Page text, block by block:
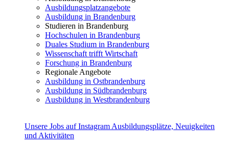
Ausbildungsplatzangebote
Ausbildung in Brandenburg
Studieren in Brandenburg
Hochschulen in Brandenburg
Duales Studium in Brandenburg
Wissenschaft trifft Wirtschaft
Forschung in Brandenburg
Regionale Angebote
Ausbildung in Ostbrandenburg
Ausbildung in Südbrandenburg
Ausbildung in Westbrandenburg
Unsere Jobs auf Instagram Ausbildungsplätze, Neuigkeiten
und Aktivitäten